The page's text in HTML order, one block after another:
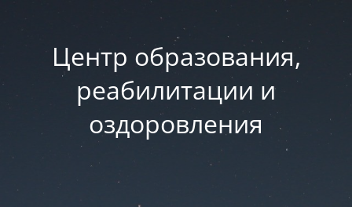
Центр образования,
реабилитации и
оздоровления